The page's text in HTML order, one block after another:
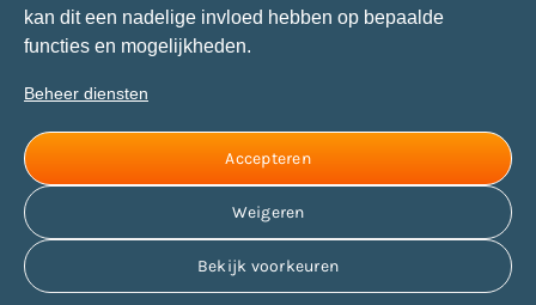
kan dit een nadelige invloed hebben op bepaalde
functies en mogelijkheden.
Beheer diensten
Accepteren
Weigeren
Bekijk voorkeuren
Social media
Contact met ons opnemen via social media kan ook.
Hou je daarbij aan onze